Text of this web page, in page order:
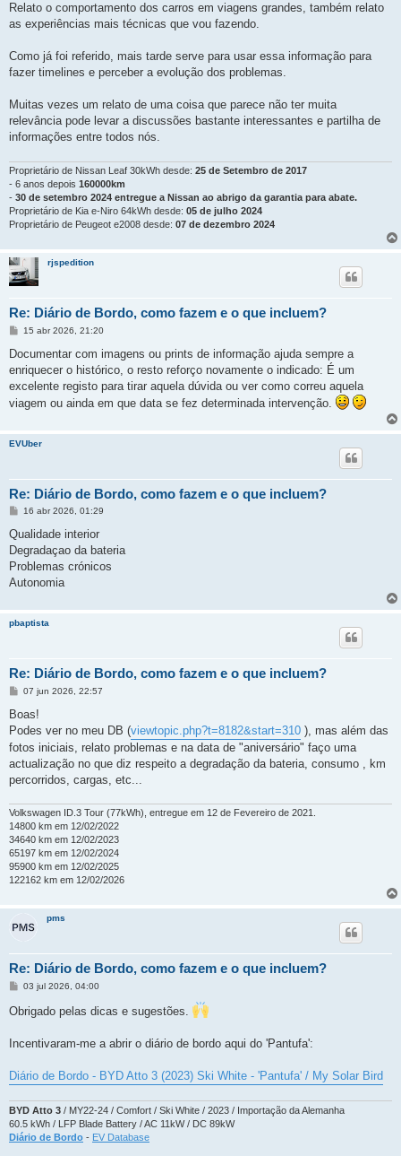
a
g
Relato o comportamento dos carros em viagens grandes, também relato
as experiências mais técnicas que vou fazendo.
Como já foi referido, mais tarde serve para usar essa informação para
fazer timelines e perceber a evolução dos problemas.
Muitas vezes um relato de uma coisa que parece não ter muita
relevância pode levar a discussões bastante interessantes e partilha de
informações entre todos nós.
Proprietário de Nissan Leaf 30kWh desde: 25 de Setembro de 2017
- 6 anos depois 160000km
- 30 de setembro 2024 entregue a Nissan ao abrigo da garantia para abate.
Proprietário de Kia e-Niro 64kWh desde: 05 de julho 2024
Proprietário de Peugeot e2008 desde: 07 de dezembro 2024
rjspedition
Re: Diário de Bordo, como fazem e o que incluem?
M
n
a
g
m
15 abr 2026, 21:20
Documentar com imagens ou prints de informação ajuda sempre a
enriquecer o histórico, o resto reforço novamente o indicado: É um
excelente registo para tirar aquela dúvida ou ver como correu aquela
viagem ou ainda em que data se fez determinada intervenção.
EVUber
Re: Diário de Bordo, como fazem e o que incluem?
M
n
a
g
m
16 abr 2026, 01:29
Qualidade interior
Degradaçao da bateria
Problemas crónicos
Autonomia
pbaptista
Re: Diário de Bordo, como fazem e o que incluem?
M
n
a
g
e
m
07 jun 2026, 22:57
Boas!
Podes ver no meu DB (viewtopic.php?t=8182&start=310 ), mas além das
fotos iniciais, relato problemas e na data de "aniversário" faço uma
actualização no que diz respeito a degradação da bateria, consumo , km
percorridos, cargas, etc...
Volkswagen ID.3 Tour (77kWh), entregue em 12 de Fevereiro de 2021.
14800 km em 12/02/2022
34640 km em 12/02/2023
65197 km em 12/02/2024
95900 km em 12/02/2025
122162 km em 12/02/2026
pms
Re: Diário de Bordo, como fazem e o que incluem?
M
n
s
e
03 jul 2026, 04:00
Obrigado pelas dicas e sugestões.
Incentivaram-me a abrir o diário de bordo aqui do 'Pantufa':
Diário de Bordo - BYD Atto 3 (2023) Ski White - 'Pantufa' / My Solar Bird
BYD Atto 3 / MY22-24 / Comfort / Ski White / 2023 / Importação da Alemanha
60.5 kWh / LFP Blade Battery / AC 11kW / DC 89kW
Diário de Bordo - EV Database